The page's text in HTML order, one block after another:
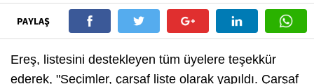
PAYLAŞ
Ereş, listesini destekleyen tüm üyelere teşekkür
ederek, "Seçimler, çarşaf liste olarak yapıldı. Çarşaf